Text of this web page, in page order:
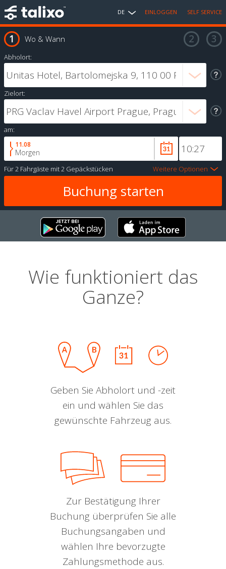
DE EINLOGGEN SELF SERVICE
Wo & Wann
Abholort:
Zielort:
am:
11.08
Morgen
Für2 Fahrgäste mit2 Gepäckstücken Weitere Optionen
Wie funktioniert das
Ganze?
Geben Sie Abholort und -zeit
ein und wählen Sie das
gewünschte Fahrzeug aus.
Zur Bestätigung Ihrer
Buchung überprüfen Sie alle
Buchungsangaben und
wählen Ihre bevorzugte
Zahlungsmethode aus.